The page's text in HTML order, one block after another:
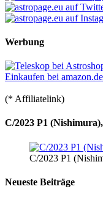
Werbung
Einkaufen bei amazon.de
(* Affiliatelink)
C/2023 P1
C/2023 P1
Neueste Beiträge